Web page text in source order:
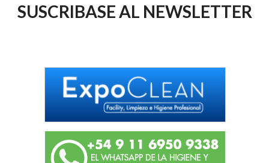
SUSCRIBASE AL NEWSLETTER